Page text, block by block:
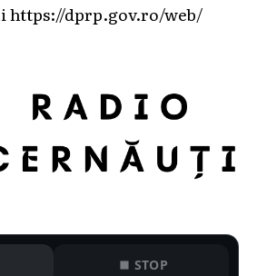
https://dprp.gov.ro/web/
STOP